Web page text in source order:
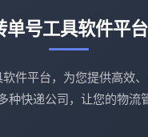
单号工具软件平台
件平台，为您提供高效
种快递公司，让您的物流